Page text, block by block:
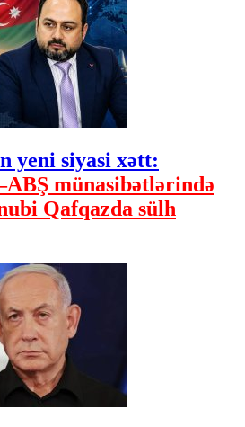
yeni siyasi xətt:
münasibətlərində
Qafqazda sülh